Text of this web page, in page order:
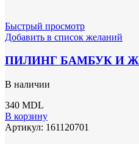
Быстрый просмотр
Добавить в список желаний
ПИЛИНГ БАМБУК И
В наличии
340 MDL
В корзину
Артикул: 161120701